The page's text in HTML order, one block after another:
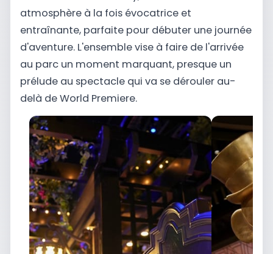
atmosphère à la fois évocatrice et
entraînante, parfaite pour débuter une journée
d'aventure. L'ensemble vise à faire de l'arrivée
au parc un moment marquant, presque un
prélude au spectacle qui va se dérouler au-
delà de World Premiere.